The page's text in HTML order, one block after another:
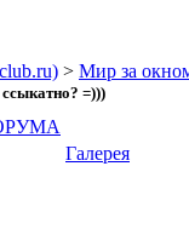
> Мир за
=)))
Галерея